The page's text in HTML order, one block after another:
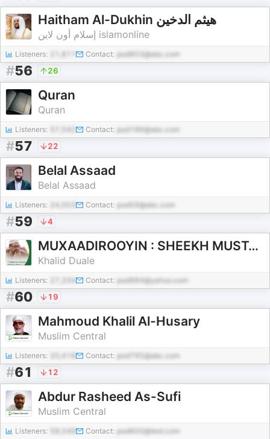
Haitham Al-Dukhin هيثم الدخين
إسلام أون لاين islamonline
Listeners: Contact: pod903@abc.com
#56 26
Quran
Quran
Listeners: 57,542 Contact: pod186@abc.com
#57 22
Belal Assaad
Belal Assaad
Listeners: Contact: pod59@abc.com
#59 4
MUXAADIROOYIN : SHEEKH MUSTAFE XAAJI ISMACIIL
Khalid Duale
Listeners: 27,334 Contact: pod984@yahoo.com
#60 19
Mahmoud Khalil Al-Husary
Muslim Central
Listeners: 20,418 Contact: pod795@abc.com
#61 12
Abdur Rasheed As-Sufi
Muslim Central
Listeners: 58,549 Contact: pod600@test.com